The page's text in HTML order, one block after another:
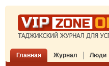
Главная Журнал Люди